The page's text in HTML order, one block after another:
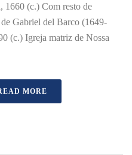
1660 (c.) Com resto de
Gabriel del Barco (1649-
(c.) Igreja matriz de Nossa
MORE